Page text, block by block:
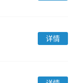
详情